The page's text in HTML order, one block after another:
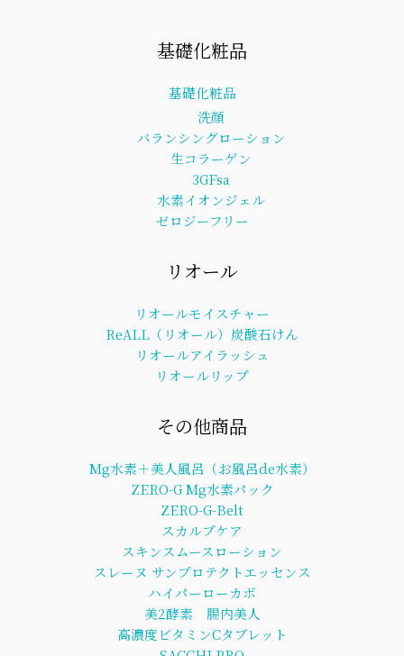
基礎化粧品
基礎化粧品
洗顔
バランシングローション
生コラーゲン
3GFsa
水素イオンジェル
ゼロジーフリー
リオール
リオールモイスチャー
ReALL（リオール）炭酸石けん
リオールアイラッシュ
リオールリップ
その他商品
Mg水素＋美人風呂（お風呂de水素）
ZERO-G Mg水素パック
ZERO-G-Belt
スカルプケア
スキンスムースローション
スレーヌ サンプロテクトエッセンス
ハイパーローカボ
美2酵素 腸内美人
高濃度ビタミンCタブレット